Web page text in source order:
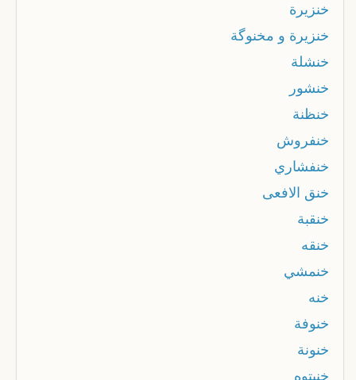
خنزيرة
خنزيرة و مخنوگة
خنشلة
خنشور
خنظنة
خنفروش
خنفشاري
خنق الافعى
خنقبة
خنقه
خنمشي
خنه
خنوفة
خنونة
خنيتوه